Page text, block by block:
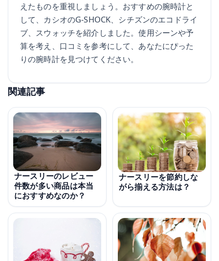
えたものを重視しましょう。おすすめの腕時計と
して、カシオのG-SHOCK、シチズンのエコドライ
ブ、スウォッチを紹介しました。使用シーンや予
算を考え、口コミを参考にして、あなたにぴった
りの腕時計を見つけてください。
関連記事
ナースリーのレビュー
件数が多い商品は本当
におすすめなのか？
ナースリーを節約しな
がら揃える方法は？